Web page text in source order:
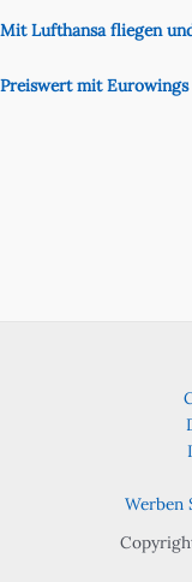
Mit Lufthansa fliegen
Preiswert mit
Werben